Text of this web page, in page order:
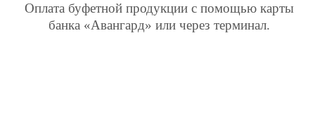
Оплата буфетной продукции с помощью карты
банка «Авангард» или через терминал.